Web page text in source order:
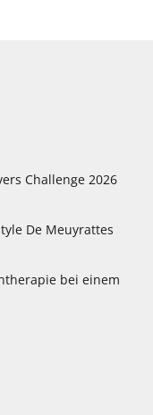
Challenge 2026
De Meuyrattes
bei einem